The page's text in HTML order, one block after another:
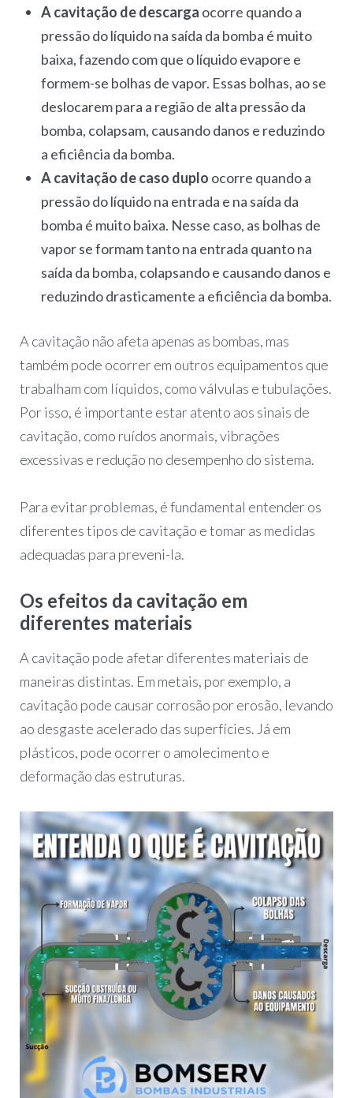
A cavitação de descarga ocorre quando a
pressão do líquido na saída da bomba é muito
baixa, fazendo com que o líquido evapore e
formem-se bolhas de vapor. Essas bolhas, ao se
deslocarem para a região de alta pressão da
bomba, colapsam, causando danos e reduzindo
a eficiência da bomba.
A cavitação de caso duplo ocorre quando a
pressão do líquido na entrada e na saída da
bomba é muito baixa. Nesse caso, as bolhas de
vapor se formam tanto na entrada quanto na
saída da bomba, colapsando e causando danos e
reduzindo drasticamente a eficiência da bomba.
A cavitação não afeta apenas as bombas, mas
também pode ocorrer em outros equipamentos que
trabalham com líquidos, como válvulas e tubulações.
Por isso, é importante estar atento aos sinais de
cavitação, como ruídos anormais, vibrações
excessivas e redução no desempenho do sistema.
Para evitar problemas, é fundamental entender os
diferentes tipos de cavitação e tomar as medidas
adequadas para preveni-la.
Os efeitos da cavitação em
diferentes materiais
A cavitação pode afetar diferentes materiais de
maneiras distintas. Em metais, por exemplo, a
cavitação pode causar corrosão por erosão, levando
ao desgaste acelerado das superfícies. Já em
plásticos, pode ocorrer o amolecimento e
deformação das estruturas.